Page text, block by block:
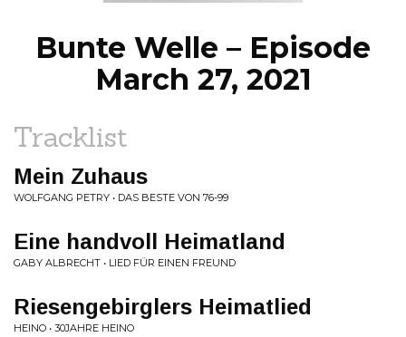
Bunte Welle – Episode
March 27, 2021
Tracklist
Mein Zuhaus
WOLFGANG PETRY • DAS BESTE VON 76-99
Eine handvoll Heimatland
GABY ALBRECHT • LIED FÜR EINEN FREUND
Riesengebirglers Heimatlied
HEINO • 30JAHRE HEINO